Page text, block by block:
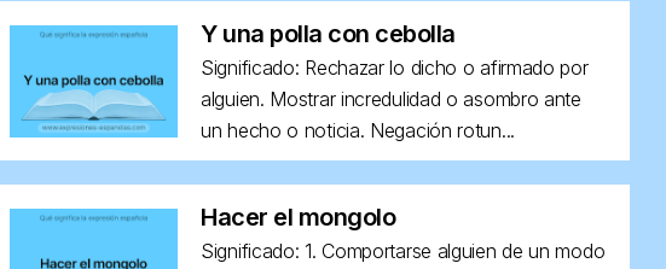
Y una polla con cebolla
Significado: Rechazar lo dicho o afirmado por
alguien. Mostrar incredulidad o asombro ante
un hecho o noticia. Negación rotun...
Hacer el mongolo
Significado: 1. Comportarse alguien de un modo